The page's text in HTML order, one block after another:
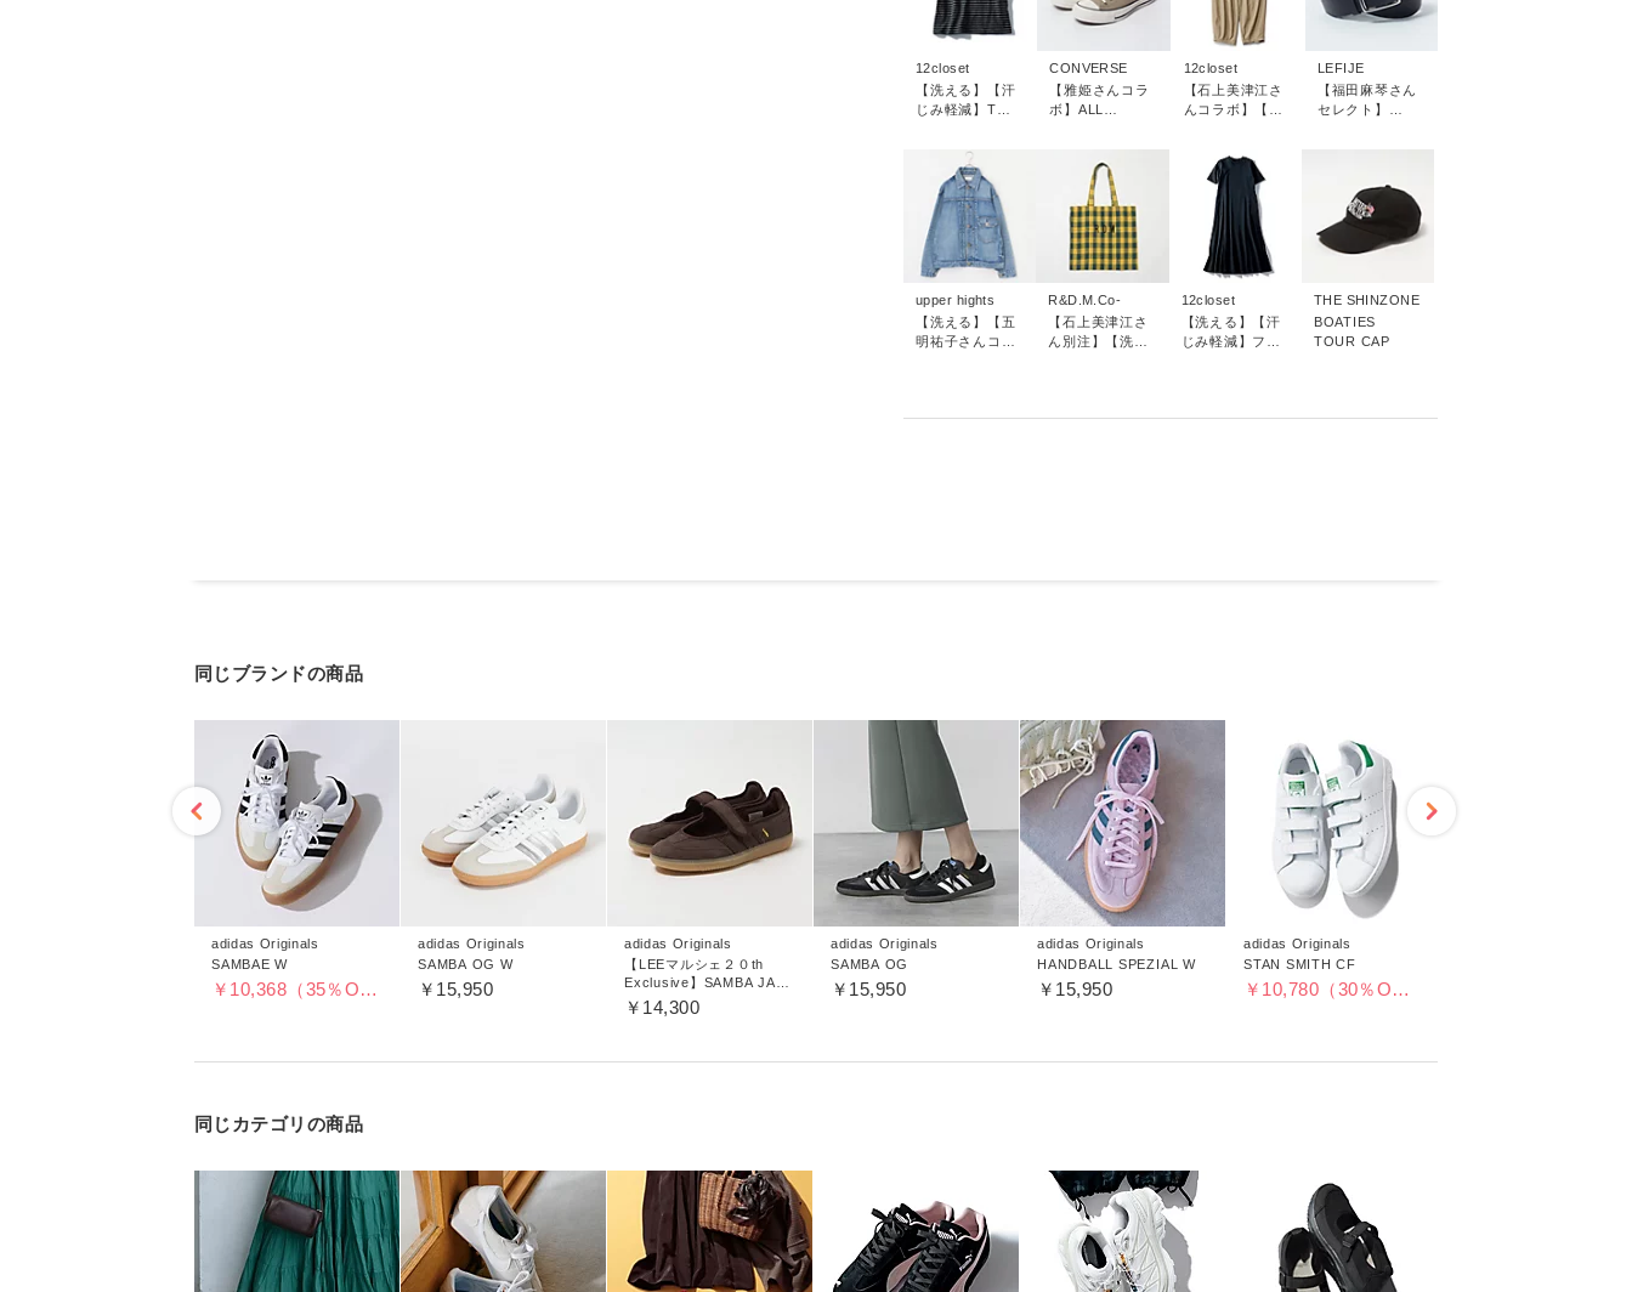
12closet
【洗える】【汗
じみ軽減】Tシ
CONVERSE
【雅姫さんコラ
ボ】ALL
12closet
【石上美津江さ
んコラボ】【洗
LEFIJE
【福田麻琴さん
セレクト】
アバックルベル
upper hights
【洗える】【五
明祐子さんコラ
R&D.M.Co-
【石上美津江さ
ん別注】【洗え
12closet
【洗える】【汗
じみ軽減】フレ
THE SHINZONE
BOATIES
TOUR CAP
同じブランドの商品
adidas Originals
SAMBAE W
￥10,368（35％OFF）
adidas Originals
SAMBA OG W
￥15,950
adidas Originals
【LEEマルシェ２０th
Exclusive】SAMBA JANE
W
￥14,300
adidas Originals
SAMBA OG
￥15,950
adidas Originals
HANDBALL SPEZIAL W
￥15,950
adidas Originals
STAN SMITH CF
￥10,780（30％OFF）
同じカテゴリの商品